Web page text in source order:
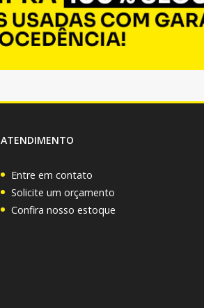
ATENDIMENTO
Entre em contato
Solicite um orçamento
Confira nosso estoque